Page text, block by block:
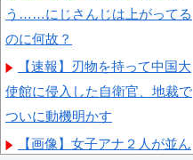
う……にじさんじは上がってる
のに何故？
【速報】刃物を持って中国大
使館に侵入した自衛官、地裁で
ついに動機明かす
【画像】女子アナ２人が並ん